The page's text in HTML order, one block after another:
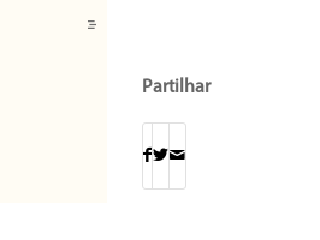
Partilhar